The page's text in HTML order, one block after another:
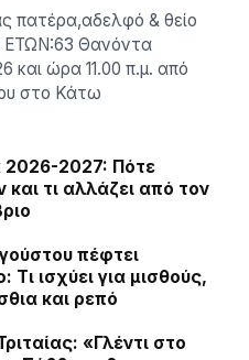
πατέρα,αδελφό & θείο
Θανόντα
και ώρα 11.00 π.μ. από
στο Κάτω
2026-2027: Πότε
και τι αλλάζει από τον
πέφτει
Τι ισχύει για μισθούς,
και ρεπό
«Γλέντι στο